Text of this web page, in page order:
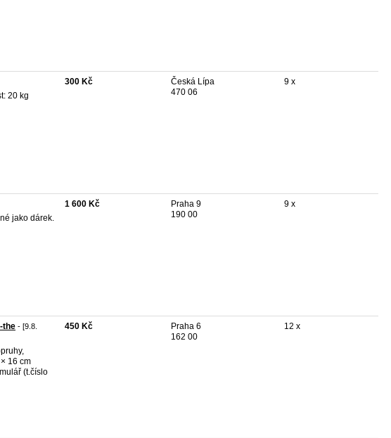
20 kg
300 Kč
Česká Lípa
470 06
9 x
jako dárek.
1 600 Kč
Praha 9
190 00
9 x
the - [9.8.
16 cm
(t.číslo
450 Kč
Praha 6
162 00
12 x